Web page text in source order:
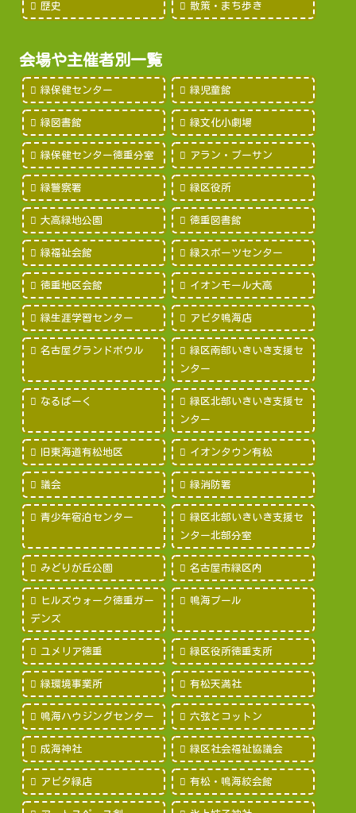
歴史 散策・まち歩き
会場や主催者別一覧
緑保健センター 緑児童館
緑図書館 緑文化小劇場
緑保健センター徳重分室 アラン・プーサン
緑警察署 緑区役所
大高緑地公園 徳重図書館
緑福祉会館 緑スポーツセンター
徳重地区会館 イオンモール大高
緑生涯学習センター アピタ鳴海店
名古屋グランドボウル
緑区南部いきいき支援セ
ンター
なるぱーく
緑区北部いきいき支援セ
ンター
旧東海道有松地区 イオンタウン有松
議会 緑消防署
青少年宿泊センター
緑区北部いきいき支援セ
ンター北部分室
みどりが丘公園 名古屋市緑区内
ヒルズウォーク徳重ガー
デンズ
鳴海プール
ユメリア徳重 緑区役所徳重支所
緑環境事業所 有松天満社
鳴海ハウジングセンター 六弦とコットン
成海神社 緑区社会福祉協議会
アピタ緑店 有松・鳴海絞会館